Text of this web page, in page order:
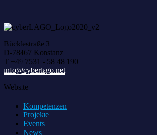
Bücklestraße 3
D-78467 Konstanz
T +49 7531 - 58 48 190
info@cyberlago.net
Website
Kompetenzen
Projekte
Events
News